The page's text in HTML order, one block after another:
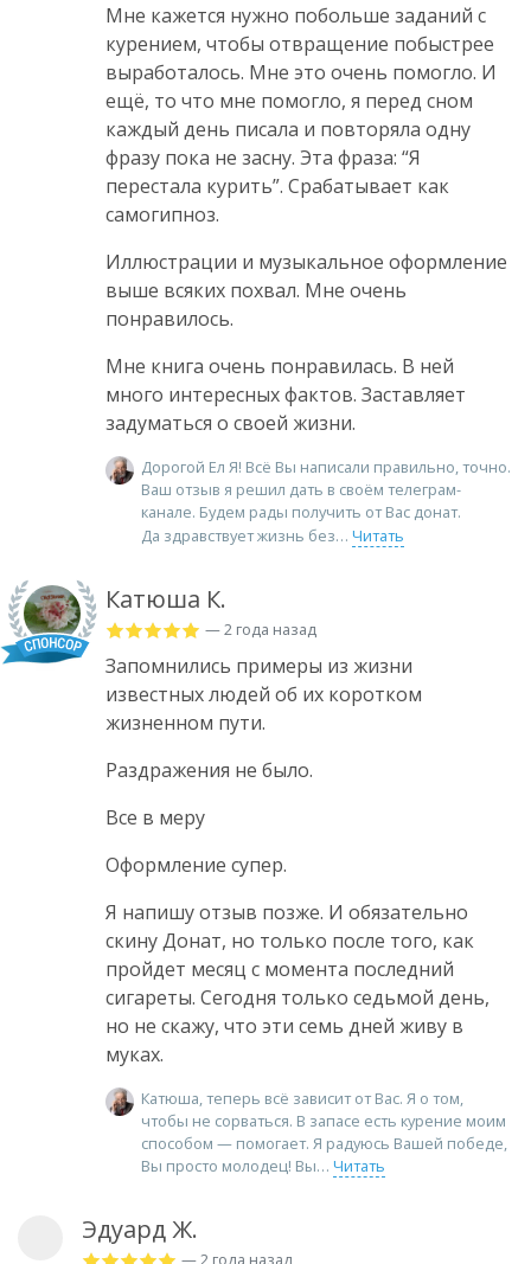
Мне кажется нужно побольше заданий с
курением, чтобы отвращение побыстрее
выработалось. Мне это очень помогло. И
ещё, то что мне помогло, я перед сном
каждый день писала и повторяла одну
фразу пока не засну. Эта фраза: “Я
перестала курить”. Срабатывает как
самогипноз.
Иллюстрации и музыкальное оформление
выше всяких похвал. Мне очень
понравилось.
Мне книга очень понравилась. В ней
много интересных фактов. Заставляет
задуматься о своей жизни.
Дорогой Ел Я! Всё Вы написали правильно, точно.
Ваш отзыв я решил дать в своём телеграм-
канале. Будем рады получить от Вас донат.
Да здравствует жизнь без
Читать
Катюша К.
— 2 года назад
Запомнились примеры из жизни
известных людей об их коротком
жизненном пути.
Раздражения не было.
Все в меру
Оформление супер.
Я напишу отзыв позже. И обязательно
скину Донат, но только после того, как
пройдет месяц с момента последний
сигареты. Сегодня только седьмой день,
но не скажу, что эти семь дней живу в
муках.
Катюша, теперь всё зависит от Вас. Я о том,
чтобы не сорваться. В запасе есть курение моим
способом — помогает. Я радуюсь Вашей победе,
Вы просто молодец! Вы
Читать
Эдуард Ж.
— 2 года назад